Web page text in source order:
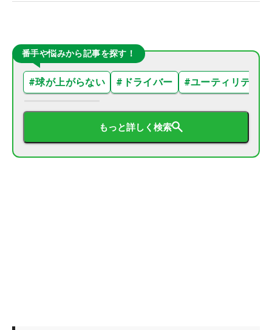
番手や悩みから記事を探す！
#球が上がらない # ドライバー #ユーティリティ
もっと詳しく検索